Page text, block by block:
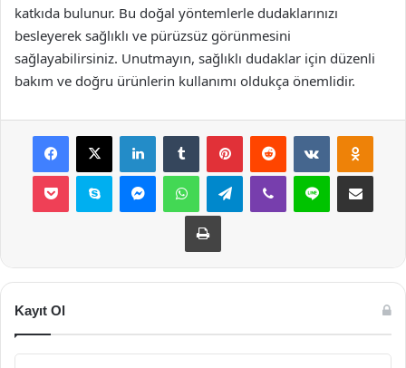
katkıda bulunur. Bu doğal yöntemlerle dudaklarınızı
besleyerek sağlıklı ve pürüzsüz görünmesini
sağlayabilirsiniz. Unutmayın, sağlıklı dudaklar için düzenli
bakım ve doğru ürünlerin kullanımı oldukça önemlidir.
Facebook
X LinkedInTumblr PinterestReddit VKontakte
Pocket Skype MessengerWhatsAppTelegramViber Line E-Posta ile
Yazdır
Kayıt Ol